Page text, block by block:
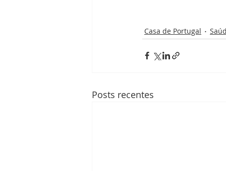
Casa de Portugal
Posts recentes